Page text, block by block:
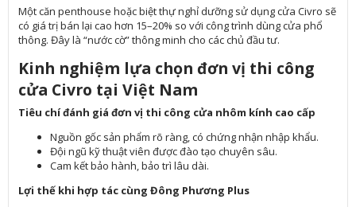
Một căn penthouse hoặc biệt thự nghỉ dưỡng sử dụng cửa Civro sẽ
có giá trị bán lại cao hơn 15–20% so với công trình dùng cửa phổ
thông. Đây là “nước cờ” thông minh cho các chủ đầu tư.
Kinh nghiệm lựa chọn đơn vị thi công
cửa Civro tại Việt Nam
Tiêu chí đánh giá đơn vị thi công cửa nhôm kính cao cấp
Nguồn gốc sản phẩm rõ ràng, có chứng nhận nhập khẩu.
Đội ngũ kỹ thuật viên được đào tạo chuyên sâu.
Cam kết bảo hành, bảo trì lâu dài.
Lợi thế khi hợp tác cùng Đông Phương Plus